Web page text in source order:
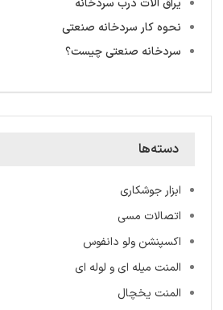
یراق آلات درب سردخانه
نحوه کار سردخانه صنعتی
سردخانه‌ صنعتی چیست؟
دسته‌ها
ابزار جوشکاری
اتصالات مسی
اکسپنشن ولو دانفوس
المنت میله ‌ای و لوله ای
المنت یخچال